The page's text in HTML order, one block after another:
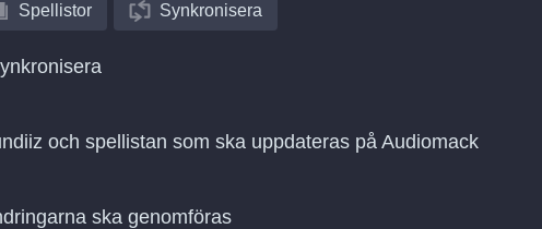
Spellistor Synkronisera
och spellistan som ska uppdateras på Audiomack
ska genomföras